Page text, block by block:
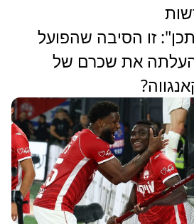
זו הסיבה שהפועל
את שכרם של